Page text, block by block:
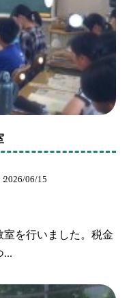
2026/06/15
を行いました。税金
...